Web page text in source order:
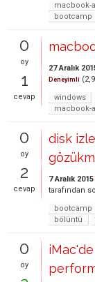
macbook-
bootcamp
0
oy
1
cevap
27 Aralık
Deneyimli (
windows
macbook-
0
oy
2
cevap
disk
7 Aralık 2015
tarafından
bootcamp
bölüntü
0
oy